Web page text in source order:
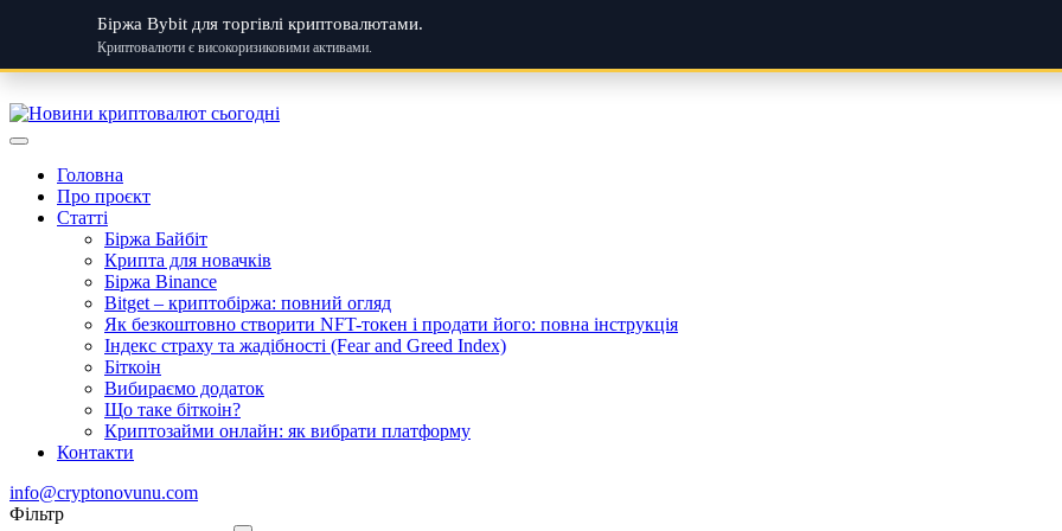
Біржа Bybit для торгівлі криптовалютами.
Криптовалюти є високоризиковими активами.
to
content
Головна
Про проєкт
Статті
Біржа Байбіт
Крипта для новачків
Біржа Binance
Bitget – криптобіржа: повний огляд
Як безкоштовно створити NFT-токен і продати його: повна інструкція
Індекс страху та жадібності (Fear and Greed Index)
Біткоін
Вибираємо додаток
Що таке біткоін?
Криптозайми онлайн: як вибрати платформу
Контакти
info@cryptonovunu.com
Фiльтр